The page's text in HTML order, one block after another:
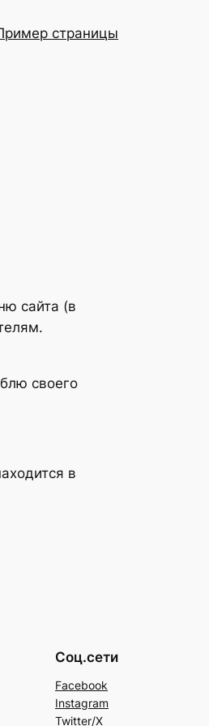
страницы
сайта (в
своего
в
Соц.сети
Facebook
Instagram
Twitter/X